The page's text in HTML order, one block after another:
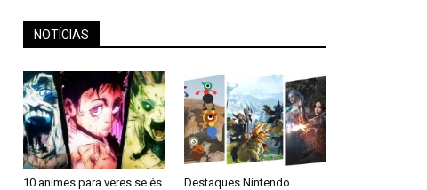
NOTÍCIAS
10 animes para veres se és
Destaques Nintendo